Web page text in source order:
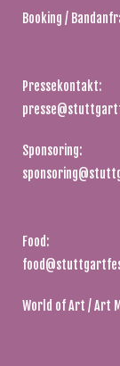
Booking /
Pressekontakt:
Sponsoring:
Food:
World of Art / Art